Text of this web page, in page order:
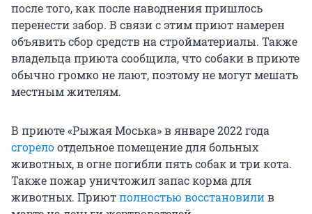
после того, как после наводнения пришлось
перенести забор. В связи с этим приют намерен
объявить сбор средств на стройматериалы. Также
владельца приюта сообщила, что собаки в приюте
обычно громко не лают, поэтому не могут мешать
местным жителям.
В приюте «Рыжая Моська» в январе 2022 года
сгорелоотдельное помещение для больных
животных, в огне погибли пять собак и три кота.
Также пожар уничтожил запас корма для
животных. Приютполностью восстановилив